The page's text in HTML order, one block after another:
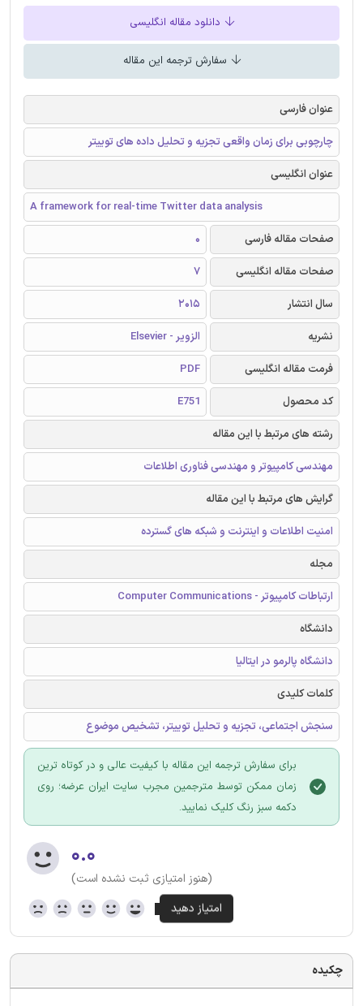
دانلود مقاله انگلیسی
سفارش ترجمه این مقاله
عنوان فارسی
چارچوبی برای زمان واقعی تجزیه و تحلیل داده های توییتر
عنوان انگلیسی
A framework for real-time Twitter data analysis
صفحات مقاله فارسی
0
صفحات مقاله انگلیسی
7
سال انتشار
2015
نشریه
الزویر - Elsevier
فرمت مقاله انگلیسی
PDF
کد محصول
E751
رشته های مرتبط با این مقاله
مهندسی کامپیوتر و مهندسی فناوری اطلاعات
گرایش های مرتبط با این مقاله
امنیت اطلاعات و اینترنت و شبکه های گسترده
مجله
ارتباطات کامپیوتر - Computer Communications
دانشگاه
دانشگاه پالرمو در ایتالیا
کلمات کلیدی
سنجش اجتماعی، تجزیه و تحلیل توییتر، تشخیص موضوع
برای سفارش ترجمه این مقاله با کیفیت عالی و در کوتاه ترین
زمان ممکن توسط مترجمین مجرب سایت ایران عرضه؛ روی
دکمه سبز رنگ کلیک نمایید.
۰.۰
(هنوز امتیازی ثبت نشده است)
چکیده